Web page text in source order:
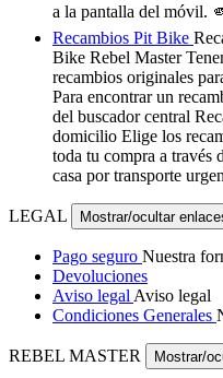
a la pantalla del móvil.
Recambios Pit Bike
Bike Rebel Master
recambios originales
Para encontrar un
del buscador central
domicilio Elige los
toda tu compra a través
casa por transporte
LEGAL Mostrar/ocultar
Pago seguro Nuestra
Devoluciones
Aviso legal Aviso legal
Condiciones Generales
REBEL MASTER Mostrar/